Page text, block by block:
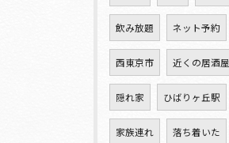
飲み放題 ネット予約
西東京市 近くの居酒屋
隠れ家 ひばりヶ丘駅
家族連れ 落ち着いた